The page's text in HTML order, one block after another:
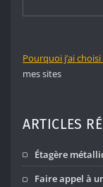
Pourquoi j’ai
mes sites
ARTICLES
Étagère
Faire appel à